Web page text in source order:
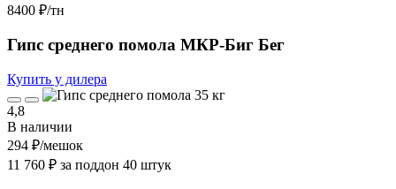
8400 ₽/тн
Гипс среднего помола МКР-Биг Бег
Купить у дилера
4,8
В наличии
294 ₽/мешок
11 760 ₽ за поддон 40 штук